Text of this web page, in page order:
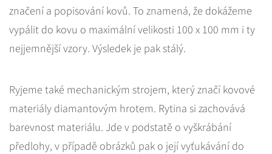
značení a popisování kovů. To znamená, že dokážeme
vypálit do kovu o maximální velikosti 100 x 100 mm i ty
nejjemnější vzory. Výsledek je pak stálý.
Ryjeme také mechanickým strojem, který značí kovové
materiály diamantovým hrotem. Rytina si zachovává
barevnost materiálu. Jde v podstatě o vyškrábání
předlohy, v případě obrázků pak o její vyťukávání do